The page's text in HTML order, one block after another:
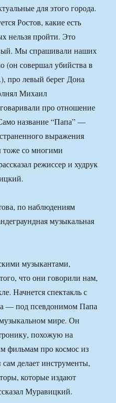
для этого города.
Ростов, какие есть
нельзя пройти. Это
Мы спрашивали наших
(он совершал убийства в
про левый берег Дона
Михаил
про отношение
название “Папа” —
выражения
тоже со многими
режиссер и худрук
по наблюдениям
музыкальная
музыкантами,
что они говорили нам,
Начнется спектакль с
— под псевдонимом Папа
мире. Он
похожую на
фильмам про космос из
делает инструменты,
которые издают
Муравицкий.